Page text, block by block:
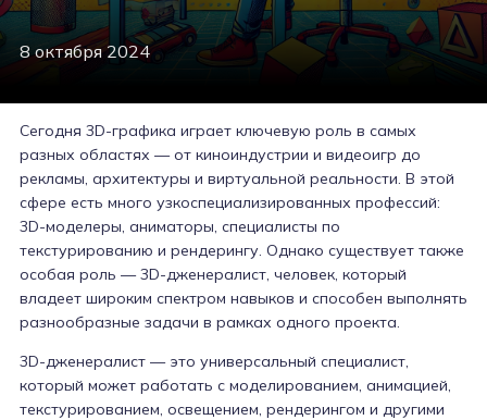
8 октября 2024
Сегодня 3D-графика играет ключевую роль в самых
разных областях — от киноиндустрии и видеоигр до
рекламы, архитектуры и виртуальной реальности. В этой
сфере есть много узкоспециализированных профессий:
3D-моделеры, аниматоры, специалисты по
текстурированию и рендерингу. Однако существует также
особая роль — 3D-дженералист, человек, который
владеет широким спектром навыков и способен выполнять
разнообразные задачи в рамках одного проекта.
3D-дженералист — это универсальный специалист,
который может работать с моделированием, анимацией,
текстурированием, освещением, рендерингом и другими